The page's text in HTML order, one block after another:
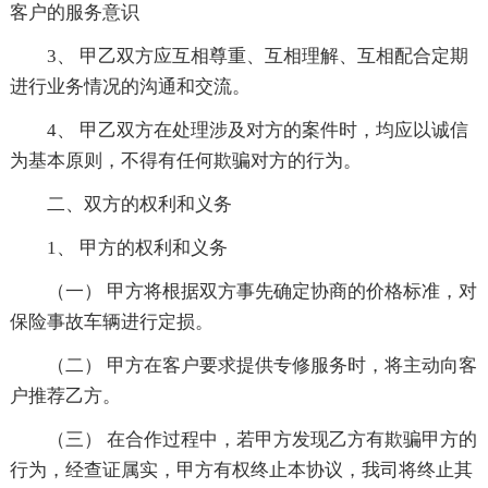
客户的服务意识
3、 甲乙双方应互相尊重、互相理解、互相配合定期
进行业务情况的沟通和交流。
4、 甲乙双方在处理涉及对方的案件时，均应以诚信
为基本原则，不得有任何欺骗对方的行为。
二、双方的权利和义务
1、 甲方的权利和义务
（一） 甲方将根据双方事先确定协商的价格标准，对
保险事故车辆进行定损。
（二） 甲方在客户要求提供专修服务时，将主动向客
户推荐乙方。
（三） 在合作过程中，若甲方发现乙方有欺骗甲方的
行为，经查证属实，甲方有权终止本协议，我司将终止其